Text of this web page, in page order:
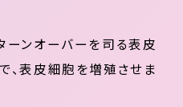
ーンオーバーを司る表皮
、表皮細胞を増殖させま